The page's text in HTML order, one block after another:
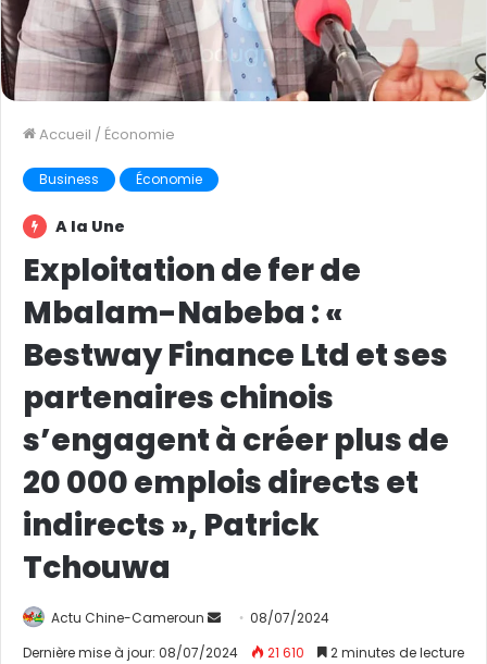
Accueil / Économie
Business Économie
A la Une
Exploitation de fer de
Mbalam-Nabeba : «
Bestway Finance Ltd et ses
partenaires chinois
s’engagent à créer plus de
20 000 emplois directs et
indirects », Patrick
Tchouwa
Actu Chine-Cameroun
n
08/07/2024
Dernière mise à jour: 08/07/2024
21 610 2 minutes de lecture